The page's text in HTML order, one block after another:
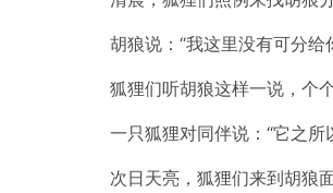
胡狼说：“我这里没有可分给
狐狸们听胡狼这样一说，个
一只狐狸对同伴说：“它之
次日天亮，狐狸们来到胡狼